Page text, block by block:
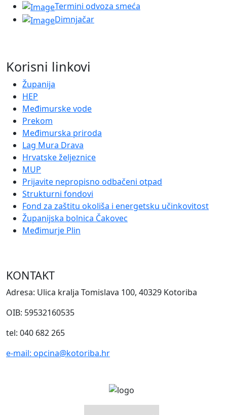
Termini odvoza smeća
Dimnjačar
Korisni linkovi
Županija
HEP
Međimurske vode
Prekom
Međimurska priroda
Lag Mura Drava
Hrvatske željeznice
MUP
Prijavite nepropisno odbačeni otpad
Strukturni fondovi
Fond za zaštitu okoliša i energetsku učinkovitost
Županijska bolnica Čakovec
Međimurje Plin
KONTAKT
Adresa: Ulica kralja Tomislava 100, 40329 Kotoriba
OIB: 59532160535
tel: 040 682 265
e-mail: opcina@kotoriba.hr